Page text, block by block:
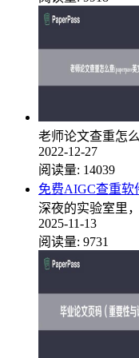
老师论文查重怎
2022-12-27
阅读量: 14039
免费AIGC查重软
深夜的实验室里
2025-11-13
阅读量: 9731